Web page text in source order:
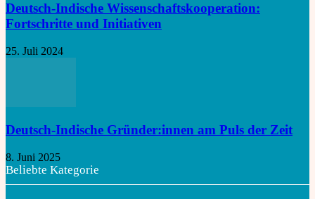
Deutsch-Indische Wissenschaftskooperation:
Fortschritte und Initiativen
25. Juli 2024
Deutsch-Indische Gründer:innen am Puls der Zeit
8. Juni 2025
Beliebte Kategorie